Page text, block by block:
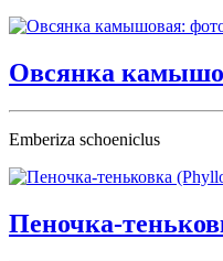
Овсянка
Emberiza schoeniclus
Пеночка-